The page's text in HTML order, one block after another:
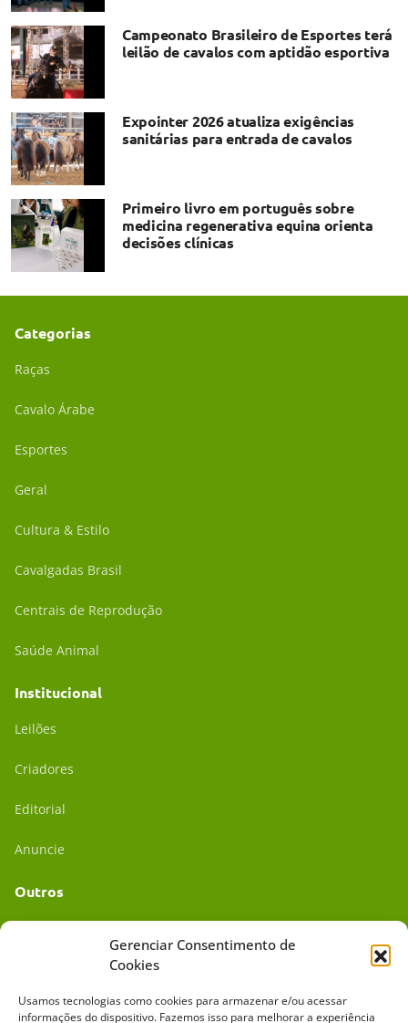
Gerenciar Consentimento de
Cookies
Usamos tecnologias como cookies para armazenar e/ou acessar
informações do dispositivo. Fazemos isso para melhorar a experiência
Campeonato Brasileiro de Esportes terá
leilão de cavalos com aptidão esportiva
Expointer 2026 atualiza exigências
sanitárias para entrada de cavalos
Primeiro livro em português sobre
medicina regenerativa equina orienta
decisões clínicas
Categorias
Raças
Cavalo Árabe
Esportes
Geral
Cultura & Estilo
Cavalgadas Brasil
Centrais de Reprodução
Saúde Animal
Institucional
Leilões
Criadores
Editorial
Anuncie
Outros
Mídia Kit